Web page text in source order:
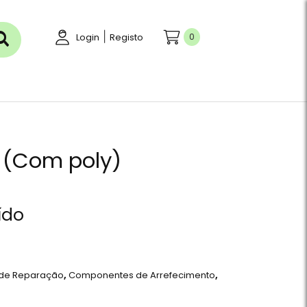
Login Registo 0
poly)
Reparação,Componentes de Arrefecimento,